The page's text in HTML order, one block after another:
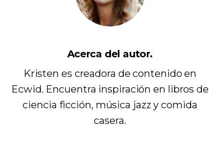
Acerca del autor.
Kristen es creadora de contenido en
Ecwid. Encuentra inspiración en libros de
ciencia ficción, música jazz y comida
casera.